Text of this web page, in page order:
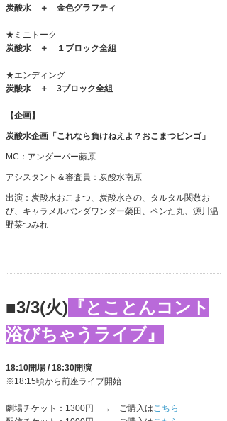
炭酸水 ＋ 金色グラフティ
★ミニトーク
炭酸水 ＋ １ブロック全組
★エンディング
炭酸水 ＋ 3ブロック全組
【企画】
炭酸水企画「これなら負けねえよ？おこまつビンゴ」
MC：アンダーパー藤原
アシスタント＆審査員：炭酸水南原
出演：炭酸水おこまつ、炭酸水さの、タルタル関数お
び、キャラメルパンダワンダー榮田、ペンた丸、源川温
野菜つみれ
■3/3(火) 『とことんコント
浴びちゃうライブ』
18:10開場 / 18:30開演
※18:15頃から前座ライブ開始
劇場チケット：1300円 → ご購入はこちら